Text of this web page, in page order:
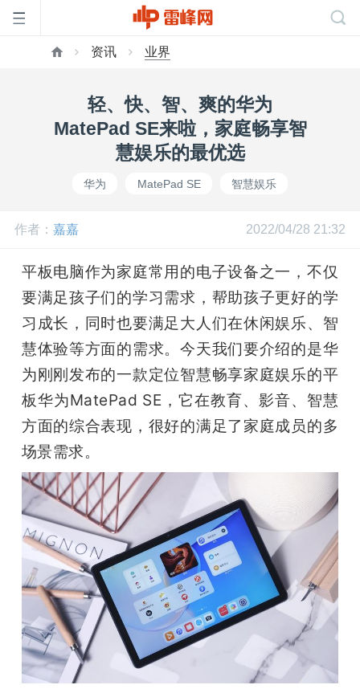
页
网
公
开
课
活
动
中
心
GAIR
资讯 业界
轻、快、智、爽的华为
MatePad SE来啦，家庭畅享智
慧娱乐的最优选
华为 MatePad SE 智慧娱乐
作者： 嘉嘉 2022/04/28 21:32
平板电脑作为家庭常用的电子设备之一，不仅
要满足孩子们的学习需求，帮助孩子更好的学
习成长，同时也要满足大人们在休闲娱乐、智
慧体验等方面的需求。今天我们要介绍的是华
为刚刚发布的一款定位智慧畅享家庭娱乐的平
板华为MatePad SE，它在教育、影音、智慧
方面的综合表现，很好的满足了家庭成员的多
场景需求。